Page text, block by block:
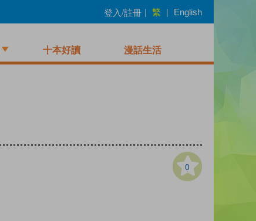
登入/註冊 | 繁 | English
十本好讀 漫話生活
0